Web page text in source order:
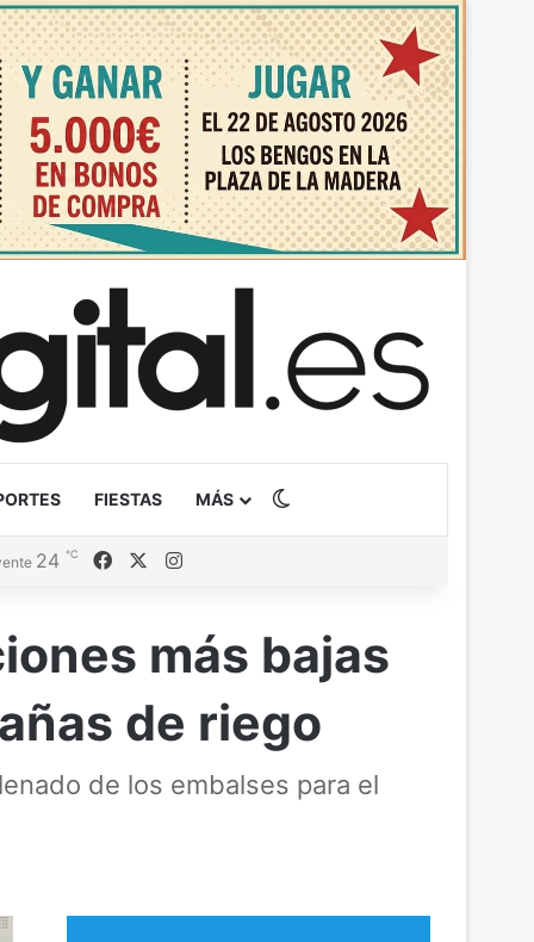
FIESTAS MÁS
24 ℃ FacebookInstagram
más bajas
de riego
de los embalses para el